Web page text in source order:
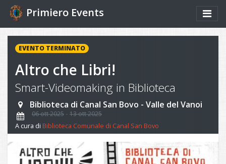
Primiero Events
EVENTO TERMINATO
Altro che Libri!
Smart-Videomaking in Biblioteca
Biblioteca di Canal San Bovo - Valle del Vanoi
06 ott 2025 13 ott 2025
A cura di Biblioteca Comunale di Canal San Bovo